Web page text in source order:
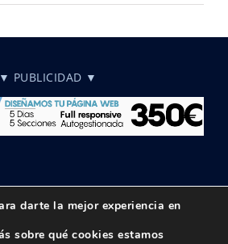
▼ PUBLICIDAD ▼
UPTA | Todos los derechos reservados
darte la mejor experiencia en
sobre qué cookies estamos